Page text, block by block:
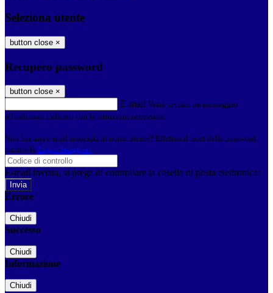
Seleziona utente
button close ×
Recupero password
button close ×
E-mail Verrà inviato un messaggio
all'indirizzo indicato con le istruzioni necessarie.
Non hai una e-mail associata al nome utente? Effettua il reset della password
tramite la Login Spaggiari
E-mail inviata, si prega di controllare la casella di posta elettronica!
Errore
Chiudi
Successo
Chiudi
Informazione
Chiudi